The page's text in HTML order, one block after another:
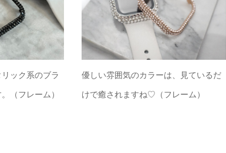
ック系のブラ
（フレーム）
優しい雰囲気のカラーは、見ているだ
けで癒されますね♡（フレーム）